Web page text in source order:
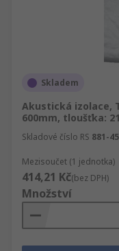
Skladem
Akustická izolace,
600mm, tloušťka:
Skladové číslo RS 881-
Mezisoučet (1 jednotka)
414,21 Kč(bez DPH)
Množství